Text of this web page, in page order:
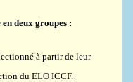
en deux groupes :
à partir de leur
du ELO ICCF.